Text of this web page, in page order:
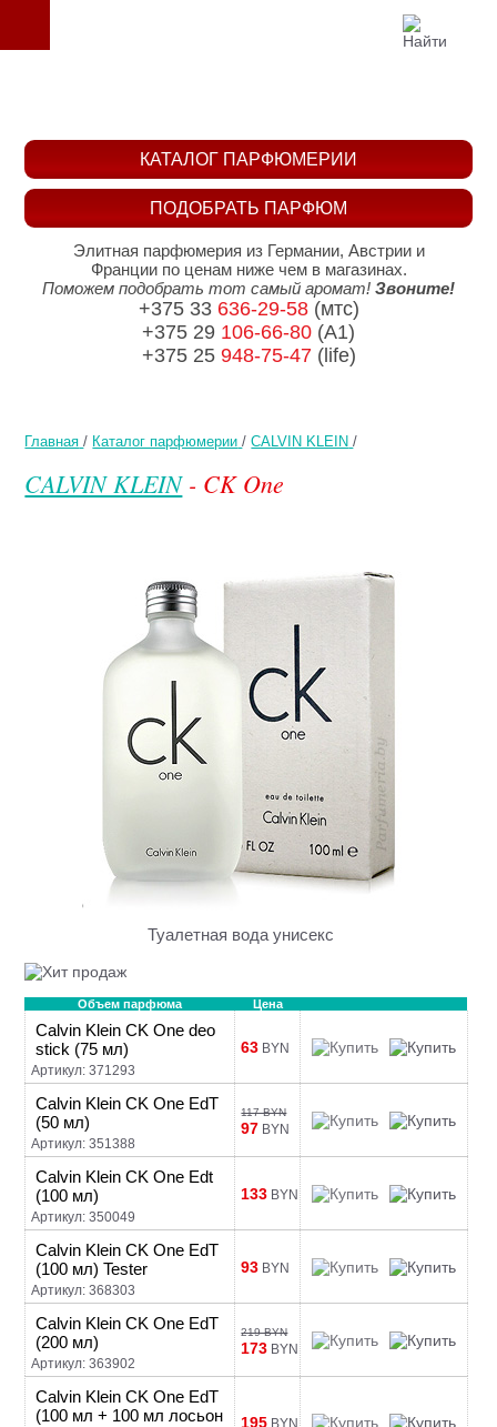
Главная / Каталог парфюмерии /CALVIN KLEIN /
CALVIN KLEIN- CK One
Туалетная вода унисекс
Объем парфюма Цена
Calvin Klein CK One deo
stick (75 мл)
Артикул: 371293
63 BYN
Calvin Klein CK One EdT
(50 мл)
Артикул: 351388
117 BYN
97 BYN
Calvin Klein CK One Edt
(100 мл)
Артикул: 350049
133 BYN
Calvin Klein CK One EdT
(100 мл) Tester
Артикул: 368303
93 BYN
Calvin Klein CK One EdT
(200 мл)
Артикул: 363902
219 BYN
173 BYN
Calvin Klein CK One EdT
(100 мл + 100 мл лосьон
195 BYN
ПОДОБРАТЬ ПАРФЮМ
КАТАЛОГ ПАРФЮМЕРИИ
Элитная парфюмерия из Германии, Австрии и
Франции по ценам ниже чем в магазинах.
Поможем подобрать тот самый аромат! Звоните!
+375 33 636-29-58(мтс)
+375 29 106-66-80 (A1)
+375 25 948-75-47(life)